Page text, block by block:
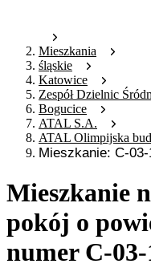
Mieszkania
śląskie
Katowice
Zespół Dzielnic
Bogucice
ATAL S.A.
ATAL Olimpijska
Mieszkanie: C-03-
Mieszkanie
pokój o
numer C-03-